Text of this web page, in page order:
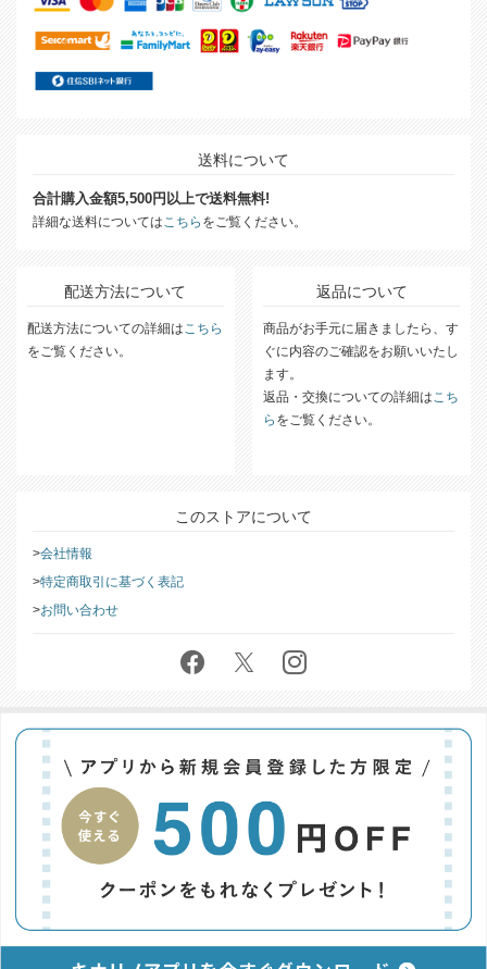
送料について
合計購入金額5,500円以上で送料無料!
詳細な送料についてはこちら をご覧ください。
配送方法について
配送方法についての詳細はこちら
をご覧ください。
返品について
商品がお手元に届きましたら、す
ぐに内容のご確認をお願いいたし
ます。
返品・交換についての詳細はこち
ら をご覧ください。
このストアについて
会社情報
特定商取引に基づく表記
お問い合わせ